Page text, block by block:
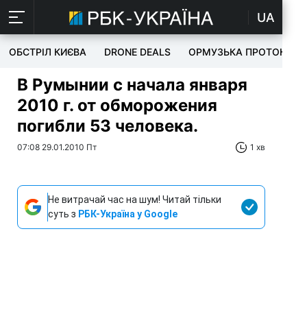
UA
ОБСТРІЛ КИЄВА DRONE DEALS ОРМУЗЬКА ПРОТОКА
В Румынии с начала января
2010 г. от обморожения
погибли 53 человека.
07:08 29.01.2010 Пт 1 хв
Не витрачай час на шум! Читай тільки
суть з РБК-Україна у Google